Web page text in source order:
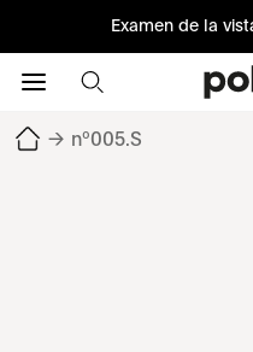
Examen de la
→ nº005.S